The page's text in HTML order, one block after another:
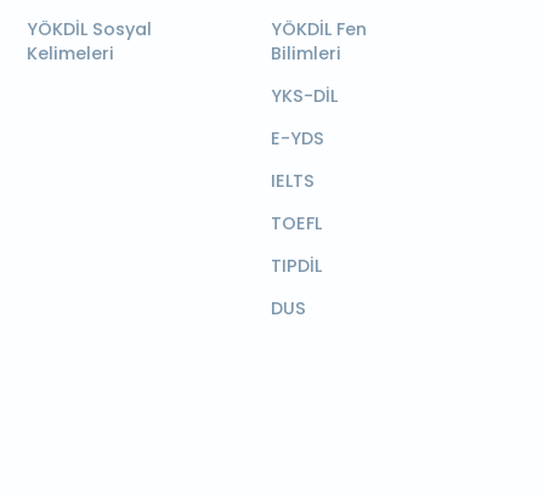
YÖKDİL Sosyal
Kelimeleri
YÖKDİL Fen
Bilimleri
YKS-DİL
E-YDS
IELTS
TOEFL
TIPDİL
DUS